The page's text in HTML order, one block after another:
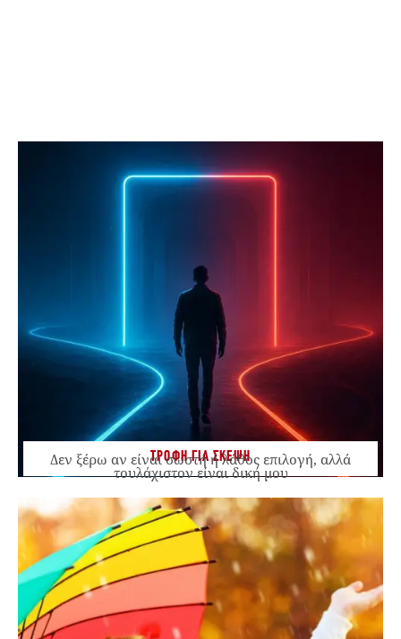
ΤΡΟΦΗ ΓΙΑ ΣΚΕΨΗ
Δεν ξέρω αν είναι σωστή ή λάθος επιλογή, αλλά
τουλάχιστον είναι δική μου